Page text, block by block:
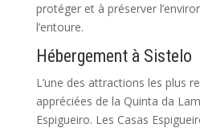
protéger et à préserver
l’entoure.
Hébergement à Sistelo
L’une des attractions les plus
appréciées de la Quinta da
Espigueiro. Les Casas